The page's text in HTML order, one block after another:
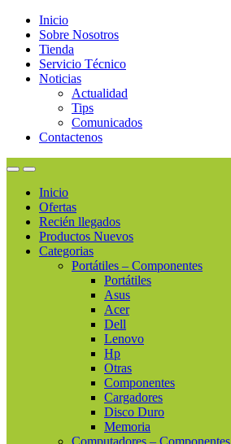
Inicio
Sobre Nosotros
Tienda
Servicio Técnico
Noticias
Actualidad
Tips
Comunicados
Contactenos
Inicio
Ofertas
Recién llegados
Productos Nuevos
Categorias
Portátiles – Componentes
Portátiles
Asus
Acer
Dell
Lenovo
Hp
Otras
Componentes
Cargadores
Disco Duro
Memoria
Computadores – Componentes